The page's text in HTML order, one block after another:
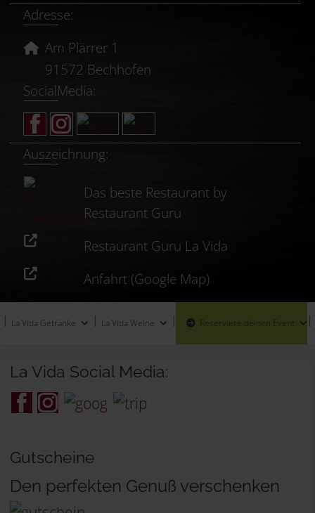
Adresse:
Am Plärrer 1
91572 Bechhofen
SocialMedia:
Auszeichnung:
Das beste Restaurant by
Restaurant Guru
Restaurant Guru La Vida
Anfahrt (Google Map)
La Vida Getränke La Vida Weine Reserviere deinen Event
La Vida Social Media:
Gutscheine
Den perfekten Genuß verschenken